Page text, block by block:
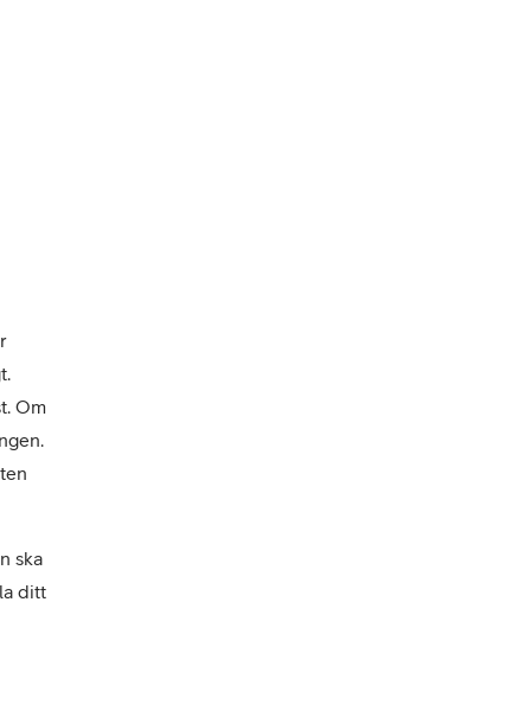
Om
ska
ditt